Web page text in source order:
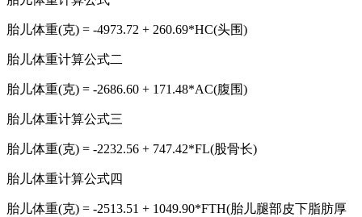
胎儿体重(克) = -4973.72 + 260.69*HC(头围)
胎儿体重计算公式二
胎儿体重(克) = -2686.60 + 171.48*AC(腹围)
胎儿体重计算公式三
胎儿体重(克) = -2232.56 + 747.42*FL(股骨长)
胎儿体重计算公式四
胎儿体重(克) = -2513.51 + 1049.90*FTH(胎儿腿部皮下脂肪厚